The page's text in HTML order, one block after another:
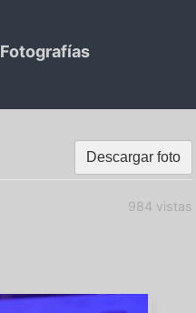
Fotografías
Descargar foto
984 vistas